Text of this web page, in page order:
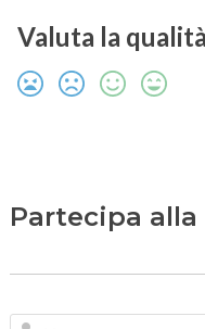
Valuta la
Partecipa